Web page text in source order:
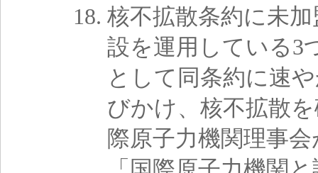
核不拡散条約に未
設を運用している3
として同条約に速
びかけ、核不拡散
際原子力機関理事